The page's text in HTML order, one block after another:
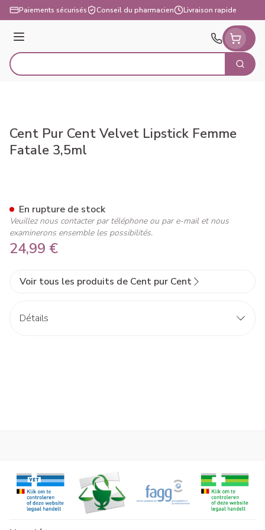
Aller au contenu
Paiements sécurisés Conseil du pharmacien Livraison rapide
Menu
Rechercher
Cent Pur Cent Velvet Lipstick Femme
Fatale 3,5ml
24,99 €
En rupture de stock
Veuillez nous contacter par téléphone ou par e-mail et nous
examinerons ensemble les possibilités.
Voir tous les produits de Cent pur Cent
Détails